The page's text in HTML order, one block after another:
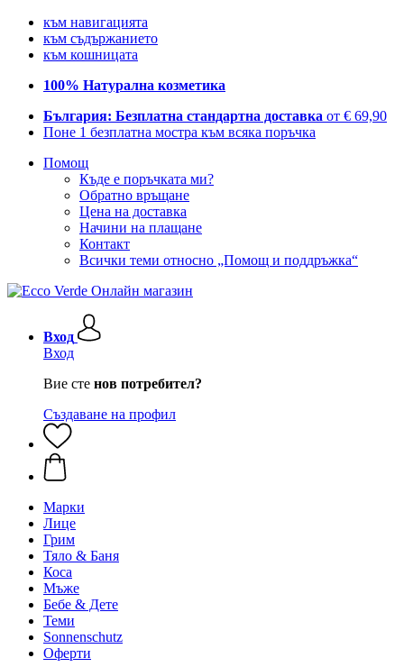
към навигацията
към съдържанието
към кошницата
100% Натурална козметика
България: Безплатна стандартна доставка от € 69,90
Поне 1 безплатна мостра към всяка поръчка
Помощ
Къде е поръчката ми?
Обратно връщане
Цена на доставка
Начини на плащане
Контакт
Всички теми относно „Помощ и поддръжка“
Вход
Вход
Вие сте нов потребител?
Създаване на профил
Марки
Лице
Грим
Тяло & Баня
Коса
Мъже
Бебе & Дете
Теми
Sonnenschutz
Оферти